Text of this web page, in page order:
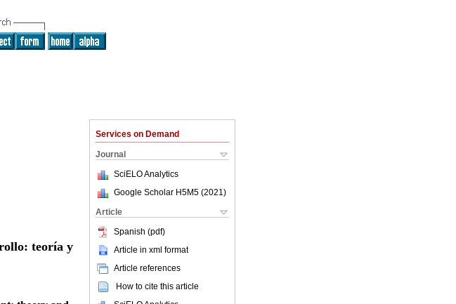
Services on Demand
Journal
SciELO Analytics
Google Scholar H5M5 (2021 )
Article
Spanish (pdf)
Article in xml format
Article references
How to cite this article
teoría y